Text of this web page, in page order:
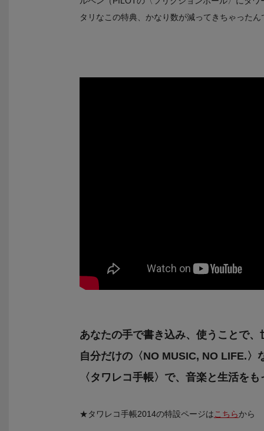
タリなこの特典、かなり数が減ってきちゃった
あなたの手で書き込み、使うことで
自分だけの〈NO MUSIC, NO LIFE.
〈タワレコ手帳〉で、音楽と生活を
★タワレコ手帳2014の特設ページは こちらから